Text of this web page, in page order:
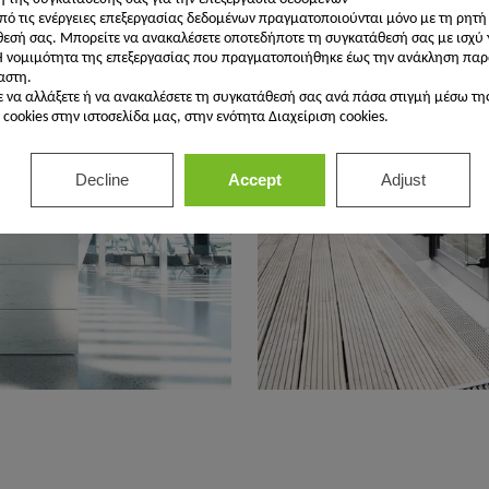
CO₂ στο κέλυφος του
τις ενέργειες επεξεργασίας δεδομένων πραγματοποιούνται μόνο με τη ρητή
σας. Μπορείτε να ανακαλέσετε οποτεδήποτε τη συγκατάθεσή σας με ισχύ
νομιμότητα της επεξεργασίας που πραγματοποιήθηκε έως την ανάκληση
να αλλάξετε ή να ανακαλέσετε τη συγκατάθεσή σας ανά πάσα στιγμή μέσω
στην ιστοσελίδα μας, στην ενότητα Διαχείριση cookies.
Decline Accept Adjust